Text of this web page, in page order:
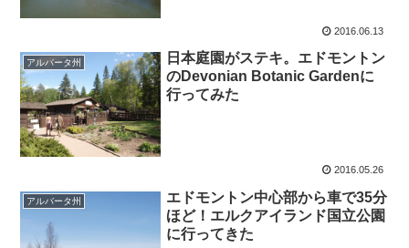
2016.06.13
アルバータ州
日本庭園がステキ。エドモントン
のDevonian Botanic Gardenに
行ってみた
2016.05.26
アルバータ州
エドモントン中心部から車で35分
ほど！エルクアイランド国立公園
に行ってきた